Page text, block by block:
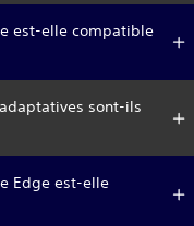
est-elle compatible
sont-ils
Edge est-elle